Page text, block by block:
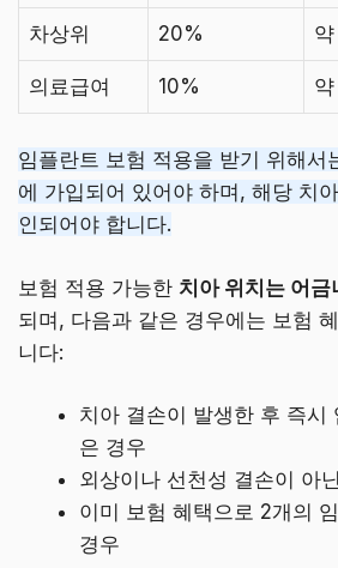
차상위 20%
의료급여 10%
임플란트 보험 적용을 받기 위해서
에 가입되어 있어야 하며, 해당 치
인되어야 합니다.
보험 적용 가능한 치아 위치는 어
되며, 다음과 같은 경우에는 보험
니다:
치아 결손이 발생한 후 즉시
은 경우
외상이나 선천성 결손이 아
이미 보험 혜택으로 2개의
경우